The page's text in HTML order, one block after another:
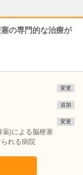
の専門的な治療が
変更
追加
薬)による脳梗塞
れる病院
変更